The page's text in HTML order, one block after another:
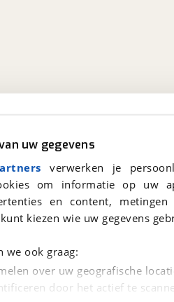
uw gegevens
verwerken je
om informatie op
en content,
kiezen wie uw gegevens
we ook graag:
over uw geografische
door het actief te